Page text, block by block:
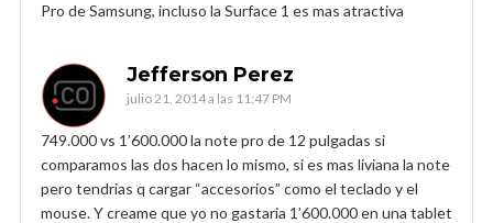
Pro de Samsung, incluso la Surface 1 es mas atractiva
Jefferson Perez
julio 21, 2014 a las 11:47 PM
749.000 vs 1’600.000 la note pro de 12 pulgadas si
comparamos las dos hacen lo mismo, si es mas liviana la note
pero tendrias q cargar “accesorios” como el teclado y el
mouse. Y creame que yo no gastaria 1’600.000 en una tablet